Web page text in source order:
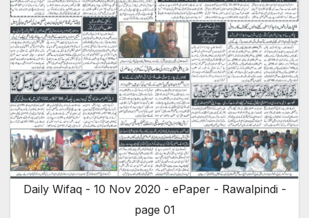
Daily Wifaq - 10 Nov 2020 - ePaper - Rawalpindi -
page 01